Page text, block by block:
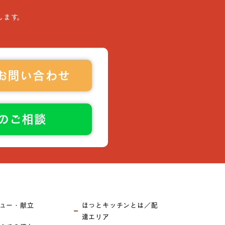
す。
問い合わせ
ご相談
ー・献立
ほっとキッチンとは／配
達エリア